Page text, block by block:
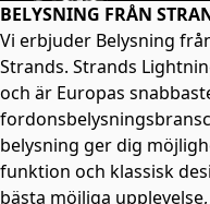
BELYSNING FRÅN
Vi erbjuder Belysning
Strands. Strands
och är Europas
belysning ger dig
funktion och klassisk
bästa möjliga